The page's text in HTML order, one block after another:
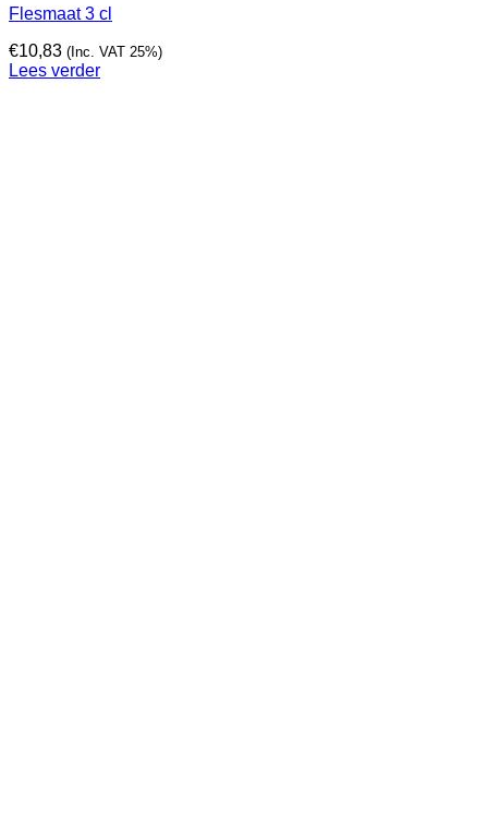
Flesmaat 3 cl
€10,83 (Inc. VAT 25%)
Lees verder